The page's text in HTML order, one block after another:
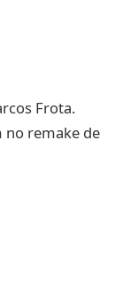
Frota.
no remake de